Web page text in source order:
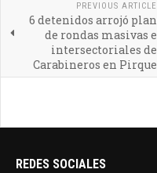
PREVIOUS ARTICLE
6 detenidos arrojó plan
de rondas masivas e
intersectoriales de
Carabineros en Pirque
REDES SOCIALES